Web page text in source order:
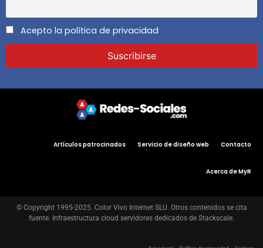
Acepto la política de privacidad
Artículos patrocinados Servicio de diseño web Contacto
Acerca de MyR
© Copyright 1995-2025. Color Vivo Internet SLU. Otros contenidos se cita
fuente. Infraestructura cloud servidores dedicados de Stackscale.